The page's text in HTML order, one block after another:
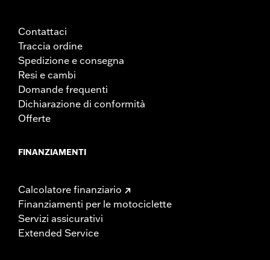
Contattaci
Traccia ordine
Spedizione e consegna
Resi e cambi
Domande frequenti
Dichiarazione di conformità
Offerte
FINANZIAMENTI
Calcolatore finanziario
Finanziamenti per le motociclette
Servizi assicurativi
Extended Service